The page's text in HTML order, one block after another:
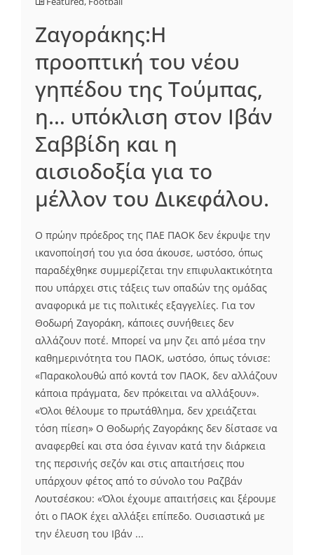
Zαγοράκης:Η
προοπτική του νέου
γηπέδου της Τούμπας,
η… υπόκλιση στον Ιβάν
Σαββίδη και η
αισιοδοξία για το
μέλλον του Δικεφάλου.
Ο πρώην πρόεδρος της ΠΑΕ ΠΑΟΚ δεν έκρυψε την
ικανοποίησή του για όσα άκουσε, ωστόσο, όπως
παραδέχθηκε συμμερίζεται την επιφυλακτικότητα
που υπάρχει στις τάξεις των οπαδών της ομάδας
αναφορικά με τις πολιτικές εξαγγελίες. Για τον
Θοδωρή Ζαγοράκη, κάποιες συνήθειες δεν
αλλάζουν ποτέ. Μπορεί να μην ζει από μέσα την
καθημερινότητα του ΠΑΟΚ, ωστόσο, όπως τόνισε:
«Παρακολουθώ από κοντά τον ΠΑΟΚ, δεν αλλάζουν
κάποια πράγματα, δεν πρόκειται να αλλάξουν».
«Όλοι θέλουμε το πρωτάθλημα, δεν χρειάζεται
τόση πίεση» Ο Θοδωρής Ζαγοράκης δεν δίστασε να
αναφερθεί και στα όσα έγιναν κατά την διάρκεια
της περσινής σεζόν και στις απαιτήσεις που
υπάρχουν φέτος από το σύνολο του Ραζβάν
Λουτσέσκου: «Όλοι έχουμε απαιτήσεις και ξέρουμε
ότι ο ΠΑΟΚ έχει αλλάξει επίπεδο. Ουσιαστικά με
την έλευση του Ιβάν ...